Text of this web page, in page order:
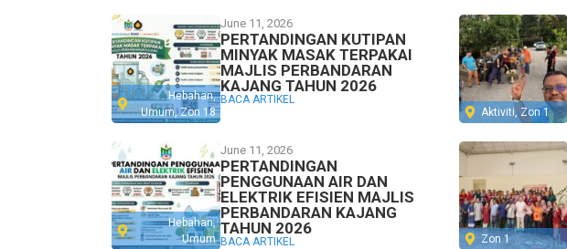
Hebahan,
Umum, Zon 18
June 11, 2026
PERTANDINGAN KUTIPAN
MINYAK MASAK TERPAKAI
MAJLIS PERBANDARAN
KAJANG TAHUN 2026
BACA ARTIKEL
Hebahan,
Umum
June 11, 2026
PERTANDINGAN
PENGGUNAAN AIR DAN
ELEKTRIK EFISIEN MAJLIS
PERBANDARAN KAJANG
TAHUN 2026
BACA ARTIKEL
Aktiviti,Zon 1
Zon 1